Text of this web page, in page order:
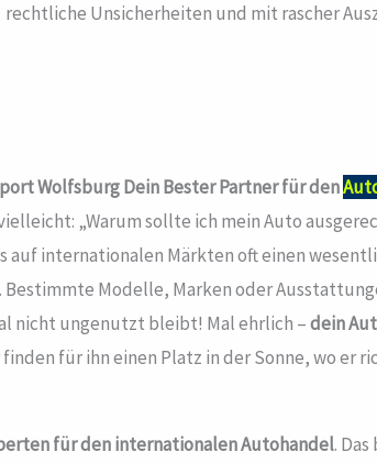
rechtliche Unsicherheiten und mit rascher
WolfsburgDein Bester Partner für den
„Warum sollte ich mein Auto
auf internationalen Märkten oft einen
Modelle, Marken oder
nicht ungenutzt bleibt! Mal ehrlich –dein
für ihn einen Platz in der Sonne, wo er
für den internationalen Autohandel.